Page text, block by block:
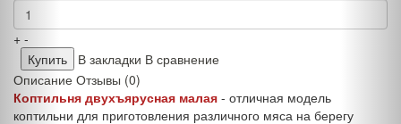
+ -
В закладки В сравнение
Описание Отзывы (0)
Коптильня двухъярусная малая - отличная модель
коптильни для приготовления различного мяса на берегу